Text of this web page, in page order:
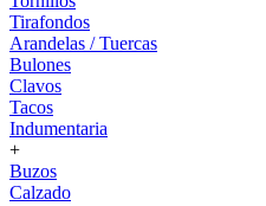
Tirafondos
Arandelas / Tuercas
Bulones
Clavos
Tacos
Indumentaria
+
Buzos
Calzado